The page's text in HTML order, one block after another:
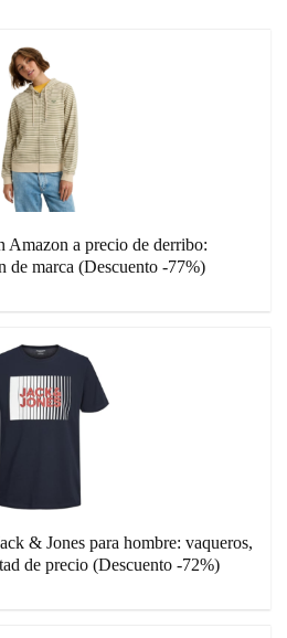
Amazon a precio de derribo:
de marca (Descuento -77%)
& Jones para hombre: vaqueros,
de precio (Descuento -72%)